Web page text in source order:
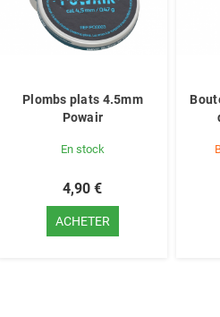
Plombs plats 4.5mm
Powair
En stock
4,90 €
ACHETER